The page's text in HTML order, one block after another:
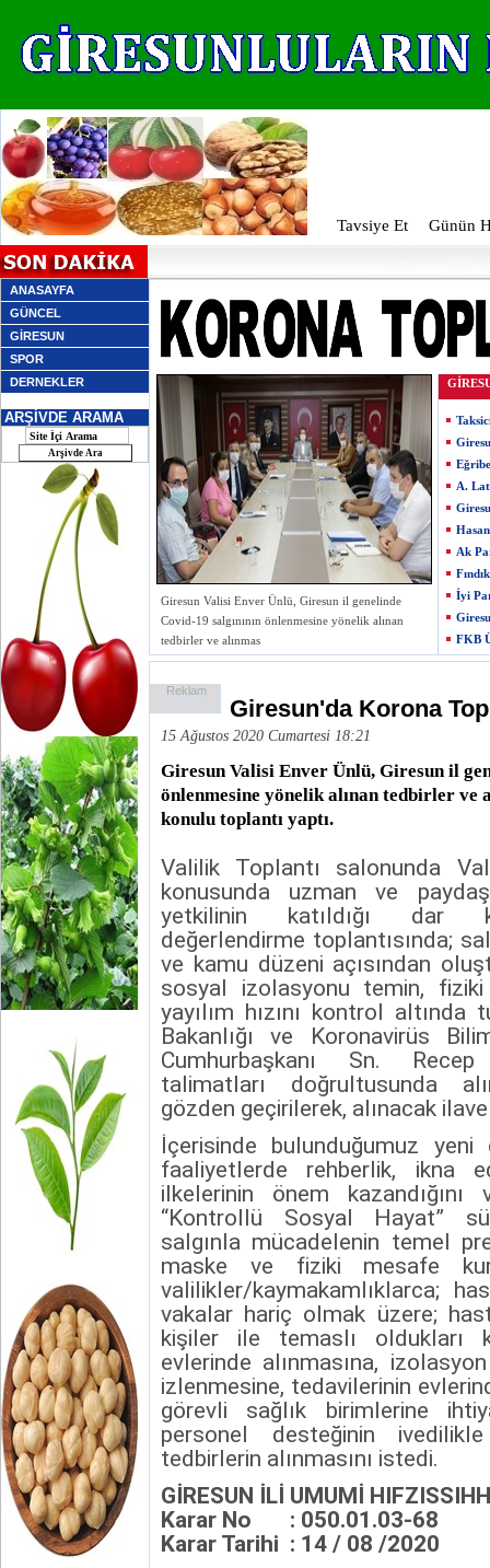
Tavsiye Et Günün
ANASAYFA
GÜNCEL
GİRESUN
SPOR
DERNEKLER
ARŞİVDE ARAMA
Giresun Valisi Enver Ünlü, Giresun il genelinde
Covid-19 salgınının önlenmesine yönelik alınan
tedbirler ve alınmas
A.
Ak
İyi
FKB
Reklam
Giresun'da Korona
15 Ağustos 2020 Cumartesi 18:21
Giresun Valisi Enver Ünlü, Giresun il
önlenmesine yönelik alınan tedbirler ve
konulu toplantı yaptı.
Valilik Toplantı salonunda
konusunda uzman ve
yetkilinin katıldığı dar
değerlendirme toplantısında;
ve kamu düzeni açısından
sosyal izolasyonu temin,
yayılım hızını kontrol altında
Bakanlığı ve Koronavirüs
Cumhurbaşkanı Sn.
talimatları doğrultusunda
gözden geçirilerek, alınacak
İçerisinde bulunduğumuz yeni
faaliyetlerde rehberlik, ikna
ilkelerinin önem
“Kontrollü Sosyal Hayat”
salgınla mücadelenin temel
maske ve fiziki mesafe
valilikler/kaymakamlıklarca;
vakalar hariç olmak üzere;
kişiler ile temaslı oldukları
evlerinde alınmasına,
izlenmesine, tedavilerinin
görevli sağlık birimlerine
personel desteğinin
tedbirlerin alınmasını istedi.
GİRESUN İLİ UMUMİ
Karar No : 050.01.03-68
Karar Tarihi : 14 / 08 /2020